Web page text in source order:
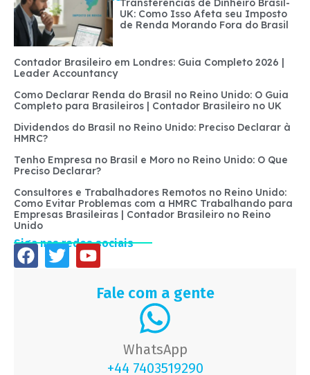
Transferências de Dinheiro Brasil-
UK: Como Isso Afeta seu Imposto
de Renda Morando Fora do Brasil
Contador Brasileiro em Londres: Guia Completo 2026 |
Leader Accountancy
Como Declarar Renda do Brasil no Reino Unido: O Guia
Completo para Brasileiros | Contador Brasileiro no UK
Dividendos do Brasil no Reino Unido: Preciso Declarar à
HMRC?
Tenho Empresa no Brasil e Moro no Reino Unido: O Que
Preciso Declarar?
Consultores e Trabalhadores Remotos no Reino Unido:
Como Evitar Problemas com a HMRC Trabalhando para
Empresas Brasileiras | Contador Brasileiro no Reino
Unido
Siga nas redes sociais
Fale com a gente
WhatsApp
+44 7403519290